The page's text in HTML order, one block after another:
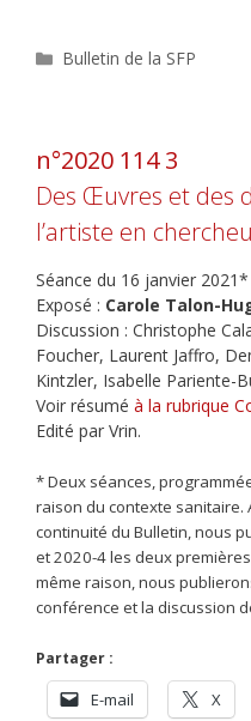
Catégories
Bulletin de la SFP
n°2020 114 3
Des Œuvres et des
l’artiste en
Séance du 16 janvier 2021*
Exposé : Carole Talon-
Discussion : Christophe
Foucher, Laurent Jaffro,
Kintzler, Isabelle Pariente-
Voir résumé à la rubrique
Edité par Vrin.
* Deux séances,
raison du contexte sanitaire.
continuité du Bulletin, nous
et 2020-4 les deux
même raison, nous
conférence et la discussion
Partager :
E-mail X